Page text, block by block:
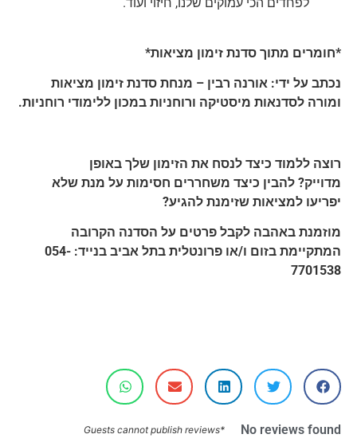
*חומרים מתוך סדנת זימון מציאות*
נכתב על ידי: אורנה רבין – מנחת סדנת זימון מציאות
ומורה לסדנאות מיסטיקה ורוחניות במכון ללימודי רוחניות.
רוצה ללמוד כיצד לנסח את הזימון שלך באופן
מדוייק? להבין כיצד משחררים חסימות על מנת שלא
יפריעו למציאות שזימנת להגיע?
מוזמנת באהבה לקבל פרטים על הסדנה הקרובה
המתקיימת בזום ו/או פרונטלית בתל אביב בנייד: 054-
7701538
No reviews found
*Guests cannot publish reviews